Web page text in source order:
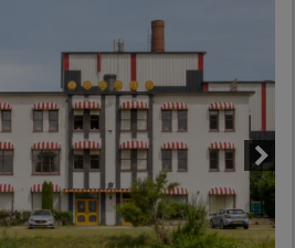
Next